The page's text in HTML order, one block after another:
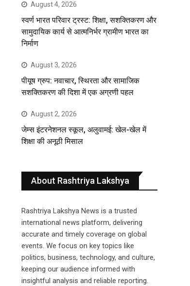
August 4, 2026
स्वर्ण भारत परिवार ट्रस्ट: शिक्षा, सशक्तिकरण और
सामुदायिक कार्य से आत्मनिर्भर ग्रामीण भारत का
निर्माण
August 3, 2026
पीयूष ग्रुप: नवाचार, स्थिरता और सामाजिक
सशक्तिकरण की दिशा में एक अग्रणी पहल
August 2, 2026
जेम्स इंटरनेशनल स्कूल, अलुवामई: खेल-खेल में
शिक्षा की अनूठी मिसाल
About Rashtriya Lakshya
Rashtriya Lakshya News is a trusted
international news platform, delivering
accurate and timely coverage on global
events. We focus on key topics like
politics, business, technology, and culture,
keeping our audience informed with
insightful analysis and reliable reporting.